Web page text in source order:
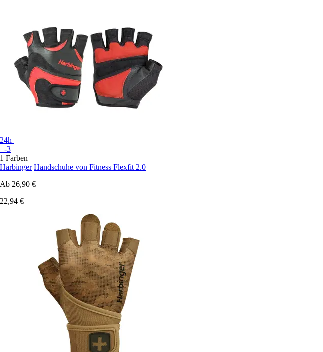
24h
+-3
1 Farben
Harbinger Handschuhe von Fitness Flexfit 2.0
Ab 26,90 €
22,94 €